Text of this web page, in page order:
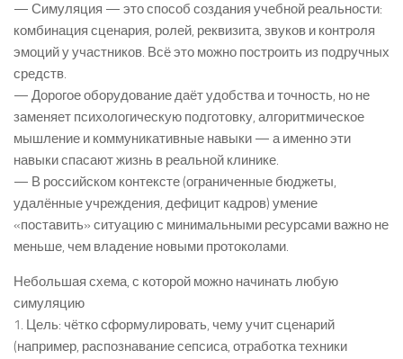
— Симуляция — это способ создания учебной реальности:
комбинация сценария, ролей, реквизита, звуков и контроля
эмоций у участников. Всё это можно построить из подручных
средств.
— Дорогое оборудование даёт удобства и точность, но не
заменяет психологическую подготовку, алгоритмическое
мышление и коммуникативные навыки — а именно эти
навыки спасают жизнь в реальной клинике.
— В российском контексте (ограниченные бюджеты,
удалённые учреждения, дефицит кадров) умение
«поставить» ситуацию с минимальными ресурсами важно не
меньше, чем владение новыми протоколами.
Небольшая схема, с которой можно начинать любую
симуляцию
1. Цель: чётко сформулировать, чему учит сценарий
(например, распознавание сепсиса, отработка техники